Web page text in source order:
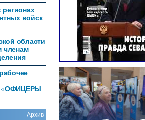
войск
области
членам
«ОФИЦЕРЫ
Архив